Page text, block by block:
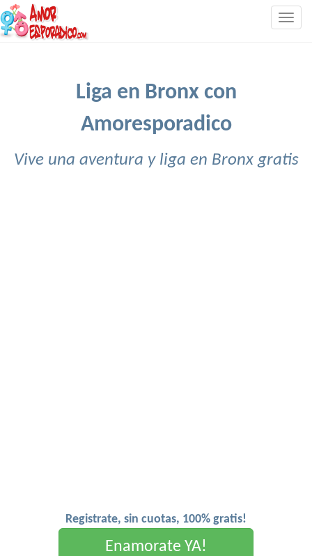
Liga en Bronx con
Amoresporadico
Vive una aventura y liga en Bronx gratis
Registrate, sin cuotas, 100% gratis!
Enamorate YA!